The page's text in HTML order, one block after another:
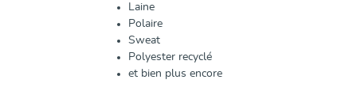
Laine
Polaire
Sweat
Polyester recyclé
et bien plus encore